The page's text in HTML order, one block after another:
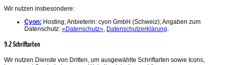
Wir nutzen insbesondere:
Cyon: Hosting; Anbieterin: cyon GmbH (Schweiz); Angaben zum
Datenschutz: «Datenschutz», Datenschutzerklärung.
9.2 Schriftarten
Wir nutzen Dienste von Dritten, um ausgewählte Schriftarten sowie Icons,